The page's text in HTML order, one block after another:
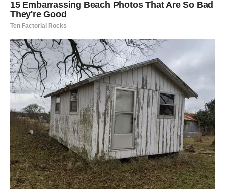
potpuno neočekivano, ali sa jakom emocijom.
Ovo je dan kada ćete osetiti da ljubav zaista može
promeniti sve.